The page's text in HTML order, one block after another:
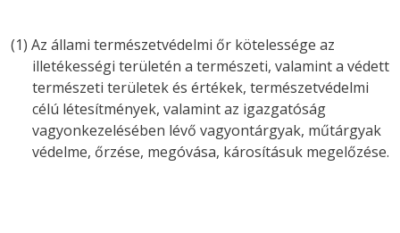
(1) Az állami természetvédelmi őr kötelessége az
illetékességi területén a természeti, valamint a védett
természeti területek és értékek, természetvédelmi
célú létesítmények, valamint az igazgatóság
vagyonkezelésében lévő vagyontárgyak, műtárgyak
védelme, őrzése, megóvása, károsításuk megelőzése.